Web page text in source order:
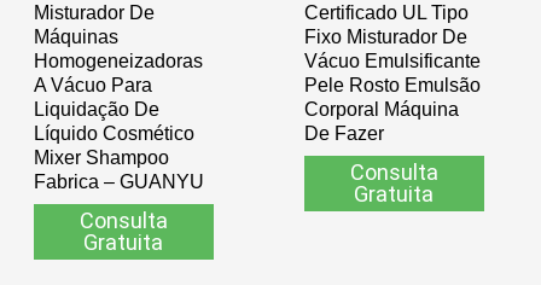
Misturador De
Máquinas
Homogeneizadoras
A Vácuo Para
Liquidação De
Líquido Cosmético
Mixer Shampoo
Fabrica – GUANYU
Consulta
Gratuita
Certificado UL Tipo
Fixo Misturador De
Vácuo Emulsificante
Pele Rosto Emulsão
Corporal Máquina
De Fazer
Consulta
Gratuita